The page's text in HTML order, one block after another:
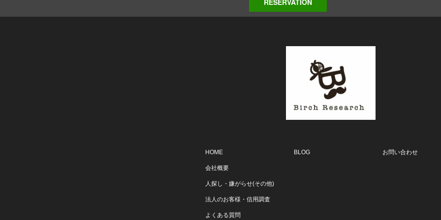
RESERVATION
HOME
会社概要
人探し・嫌がらせ(その他)
法人のお客様・信用調査
よくある質問
BLOG お問い合わせ